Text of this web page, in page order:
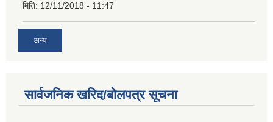
मिति: 12/11/2018 - 11:47
अन्य
सार्वजनिक खरिद/बोलपत्र सूचना